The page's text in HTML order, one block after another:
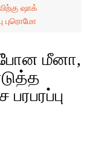
ஷாக்
புரொமோ
போன மீனா,